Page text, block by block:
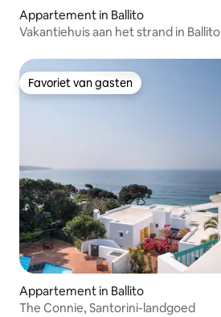
Appartement in Ballito
Vakantiehuis aan het strand in Ballito
Favoriet van gasten
Favoriet van gasten
Appartement in Ballito
The Connie, Santorini-landgoed